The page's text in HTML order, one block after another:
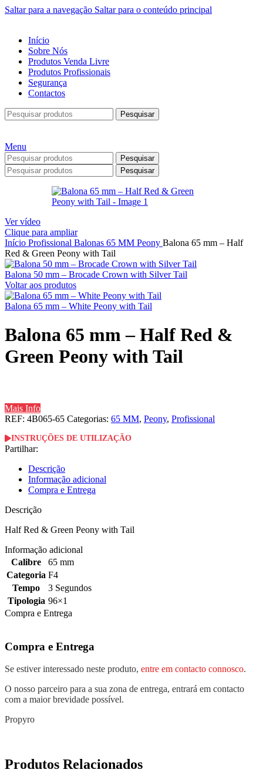
Saltar para a navegação Saltar para o conteúdo principal
Início
Sobre Nós
Produtos Venda Livre
Produtos Profissionais
Segurança
Contactos
Pesquisar
Menu
Pesquisar
Pesquisar
Ver vídeo
Clique para ampliar
Início Profissional Balonas 65 MM Peony Balona 65 mm – Half
Red & Green Peony with Tail
Balona 50 mm – Brocade Crown with Silver Tail
Voltar aos produtos
Balona 65 mm – White Peony with Tail
Balona 65 mm – Half Red &
Green Peony with Tail
Mais Info
REF: 4B065-65 Categorias: 65 MM, Peony, Profissional
INSTRUÇÕES DE UTILIZAÇÃO
Partilhar:
Descrição
Informação adicional
Compra e Entrega
Descrição
Half Red & Green Peony with Tail
Informação adicional
Calibre
65 mm
Categoria F4
Tempo
3 Segundos
Tipologia 96×1
Compra e Entrega
Compra e Entrega
Se estiver interessado neste produto, entre em contacto connosco.
O nosso parceiro para a sua zona de entrega, entrará em contacto
com a maior brevidade possível.
Propyro
Produtos Relacionados